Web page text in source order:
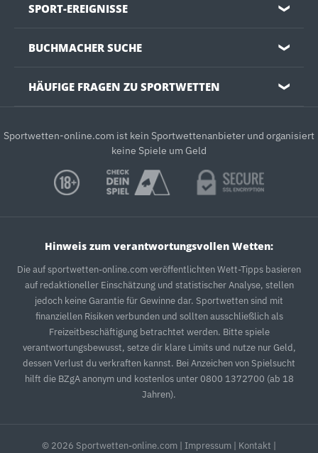
SPORT-EREIGNISSE ❯
BUCHMACHER SUCHE ❯
HÄUFIGE FRAGEN ZU SPORTWETTEN ❯
Sportwetten-online.com ist kein Sportwettenanbieter und organisiert
keine Spiele um Geld
Hinweis zum verantwortungsvollen Wetten:
Die auf sportwetten-online.com veröffentlichten Wett-Tipps basieren
auf redaktioneller Einschätzung und statistischer Analyse, stellen
jedoch keine Garantie für Gewinne dar. Sportwetten sind mit
finanziellen Risiken verbunden und sollten ausschließlich als
Freizeitbeschäftigung betrachtet werden. Bitte spiele
verantwortungsbewusst, setze dir klare Limits und nutze nur Geld,
dessen Verlust du verkraften kannst. Bei Anzeichen von Spielsucht
hilft die BZgA anonym und kostenlos unter 0800 1372700 (ab 18
Jahren).
© 2026 Sportwetten-online.com | Impressum | Kontakt |